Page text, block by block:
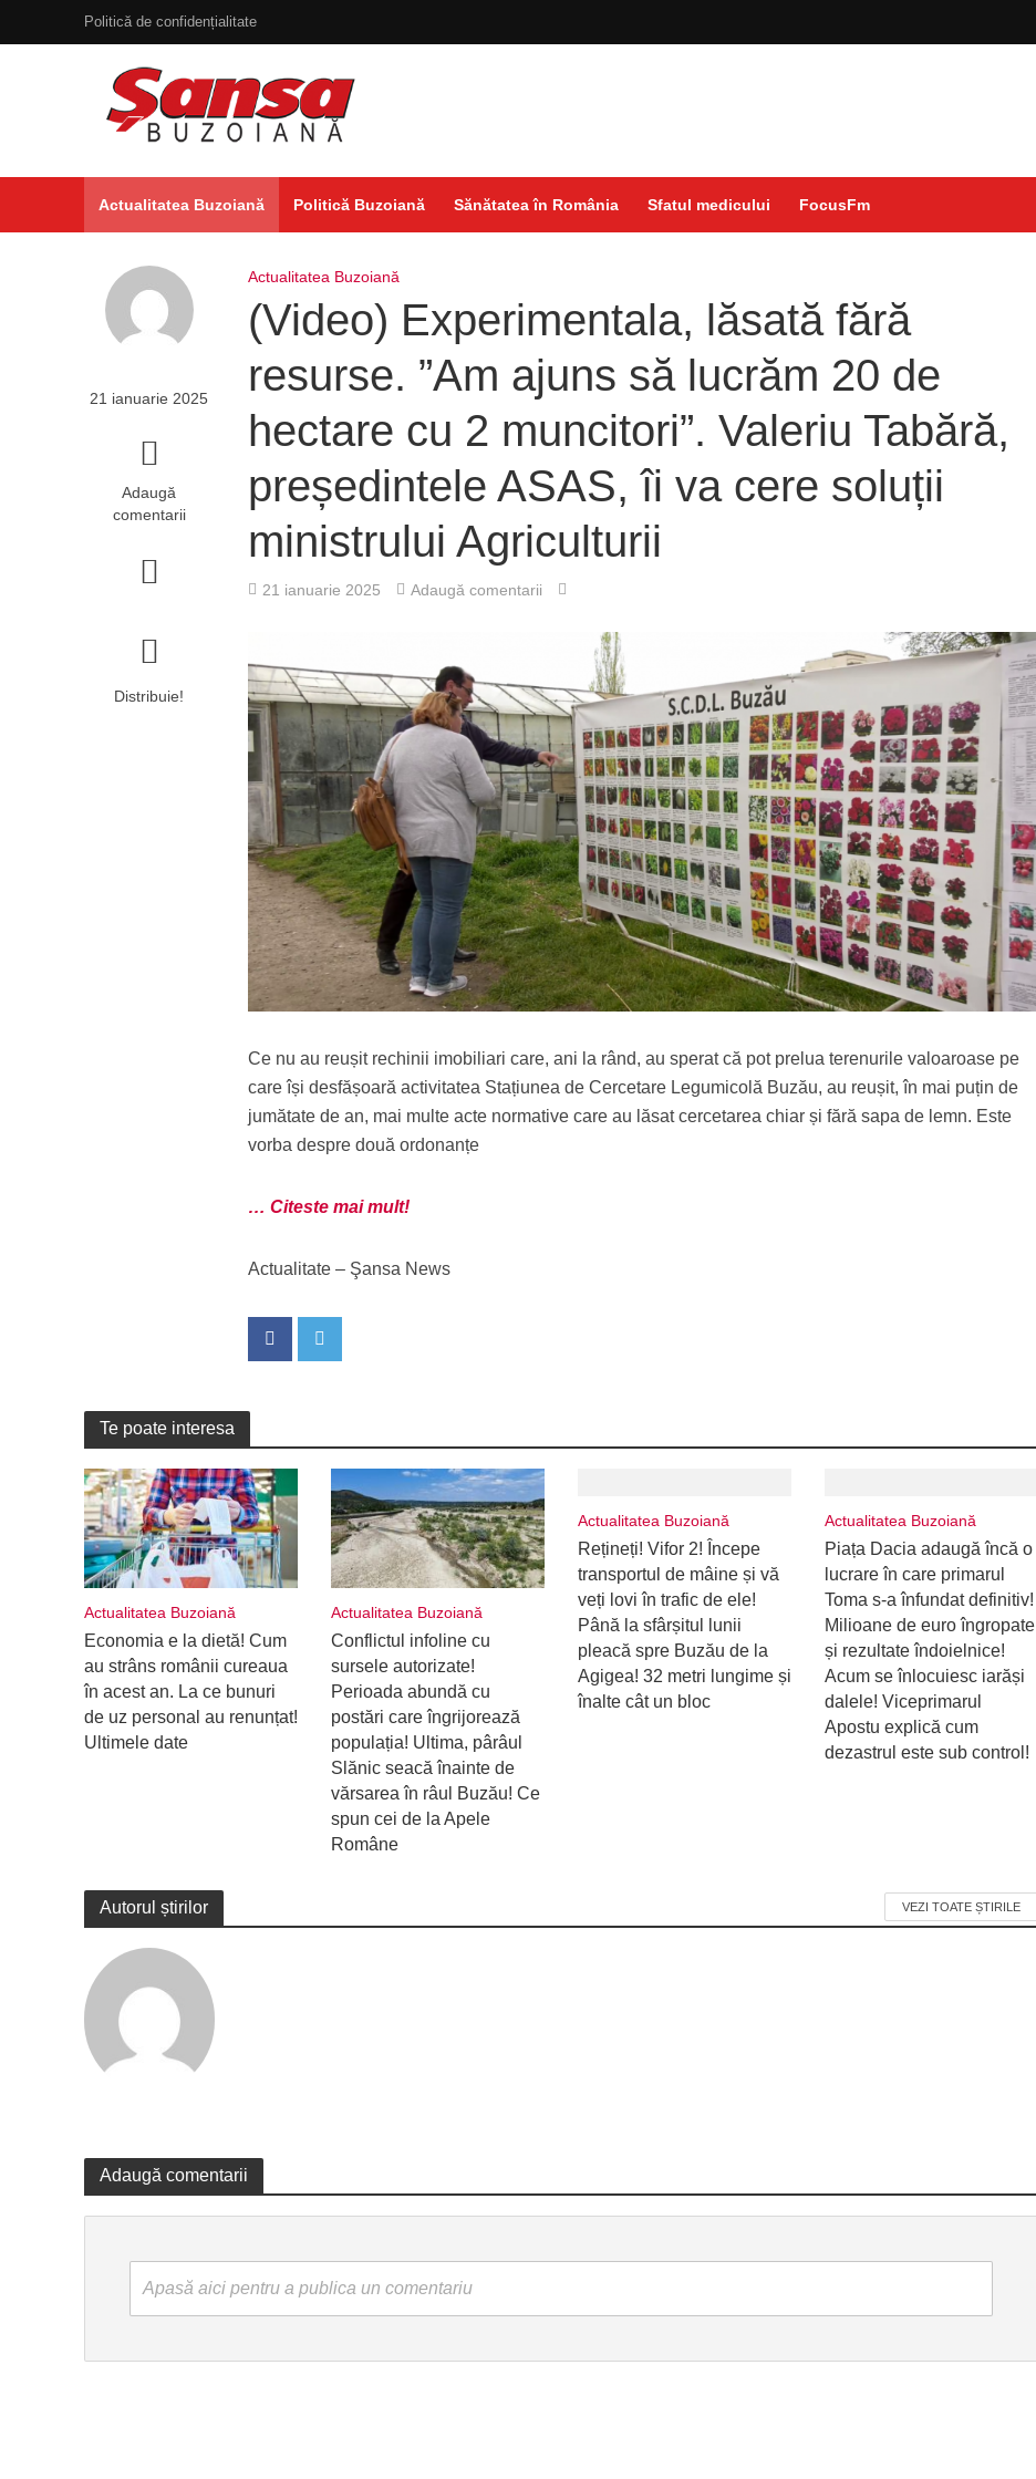
Politică de confidențialitate
Actualitatea Buzoiană Politică Buzoiană Sănătatea în România Sfatul medicului FocusFm
21 ianuarie 2025
Adaugă
comentarii
Distribuie!
Actualitatea Buzoiană
(Video) Experimentala, lăsată fără
resurse. ”Am ajuns să lucrăm 20 de
hectare cu 2 muncitori”. Valeriu Tabără,
președintele ASAS, îi va cere soluții
ministrului Agriculturii
21 ianuarie 2025 Adaugă comentarii
Ce nu au reușit rechinii imobiliari care, ani la rând, au sperat că pot prelua terenurile valoaroase pe
care își desfășoară activitatea Stațiunea de Cercetare Legumicolă Buzău, au reușit, în mai puțin de
jumătate de an, mai multe acte normative care au lăsat cercetarea chiar și fără sapa de lemn. Este
vorba despre două ordonanțe
… Citeste mai mult!
Actualitate – Şansa News
Te poate interesa
Actualitatea Buzoiană
Economia e la dietă! Cum
au strâns românii cureaua
în acest an. La ce bunuri
de uz personal au renunțat!
Ultimele date
Actualitatea Buzoiană
Conflictul infoline cu
sursele autorizate!
Perioada abundă cu
postări care îngrijorează
populația! Ultima, pârâul
Slănic seacă înainte de
vărsarea în râul Buzău! Ce
spun cei de la Apele
Române
Actualitatea Buzoiană
Rețineți! Vifor 2! Începe
transportul de mâine și vă
veți lovi în trafic de ele!
Până la sfârșitul lunii
pleacă spre Buzău de la
Agigea! 32 metri lungime și
înalte cât un bloc
Actualitatea Buzoiană
Piața Dacia adaugă încă o
lucrare în care primarul
Toma s-a înfundat definitiv!
Milioane de euro îngropate
și rezultate îndoielnice!
Acum se înlocuiesc iarăși
dalele! Viceprimarul
Apostu explică cum
dezastrul este sub control!
Autorul știrilor VEZI TOATE ȘTIRILE
Adaugă comentarii
Apasă aici pentru a publica un comentariu